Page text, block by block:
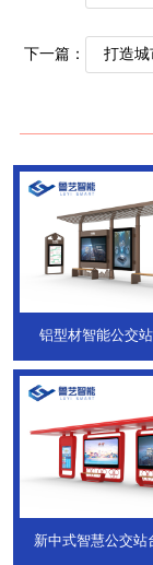
下一篇： 打造
铝型材智能公交
新中式智慧公交站